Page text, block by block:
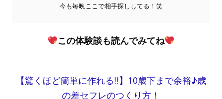
今も毎晩ここで相手探ししてる！笑
この体験談も読んでみてね
【驚くほど簡単に作れる!!】10歳下まで余裕♪歳
の差セフレのつくり方！